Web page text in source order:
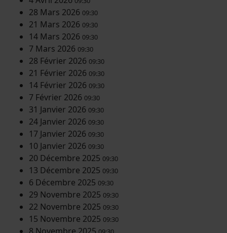
28 Mars 2026 09:30
21 Mars 2026 09:30
14 Mars 2026 09:30
7 Mars 2026 09:30
28 Février 2026 09:30
21 Février 2026 09:30
14 Février 2026 09:30
7 Février 2026 09:30
31 Janvier 2026 09:30
24 Janvier 2026 09:30
17 Janvier 2026 09:30
10 Janvier 2026 09:30
20 Décembre 2025 09:30
13 Décembre 2025 09:30
6 Décembre 2025 09:30
29 Novembre 2025 09:30
22 Novembre 2025 09:30
15 Novembre 2025 09:30